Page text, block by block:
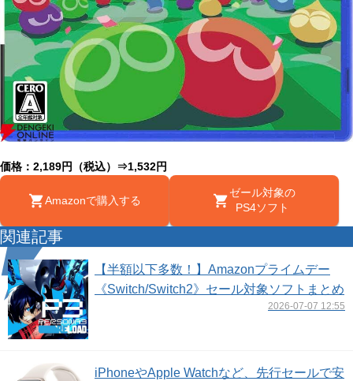
価格：2,189円（税込）⇒1,532円
Amazonで購入する
ゼール対象の
PS4ソフト
関連記事
【半額以下多数！】Amazonプライムデー
《Switch/Switch2》セール対象ソフトまとめ
2026-07-07 12:55
iPhoneやApple Watchなど、先行セールで安